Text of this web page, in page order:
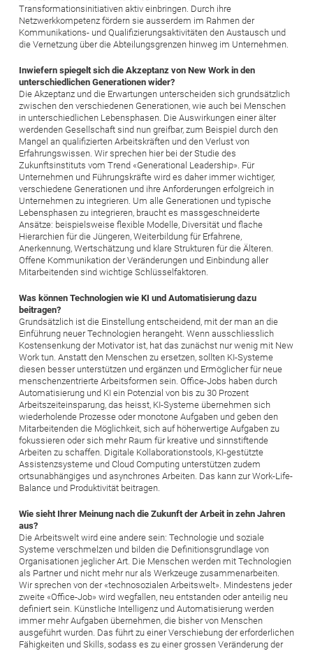
Transformationsinitiativen aktiv einbringen. Durch ihre
Netzwerkkompetenz fördern sie ausserdem im Rahmen der
Kommunikations- und Qualifizierungsaktivitäten den Austausch und
die Vernetzung über die Abteilungsgrenzen hinweg im Unternehmen.
Inwiefern spiegelt sich die Akzeptanz von New Work in den
unterschiedlichen Generationen wider?
Die Akzeptanz und die Erwartungen unterscheiden sich grundsätzlich
zwischen den verschiedenen Generationen, wie auch bei Menschen
in unterschiedlichen Lebensphasen. Die Auswirkungen einer älter
werdenden Gesellschaft sind nun greifbar, zum Beispiel durch den
Mangel an qualifizierten Arbeitskräften und den ­Verlust von
Erfahrungswissen. Wir sprechen hier bei der Studie des
Zukunftsinstituts vom Trend «Generational Leadership». Für
Unternehmen und Führungskräfte wird es daher immer wichtiger,
verschiedene Generationen und ihre Anforderungen erfolgreich in
Unternehmen zu integrieren. Um alle Generationen und typische
Lebensphasen zu integrieren, braucht es massgeschneiderte
Ansätze: beispielsweise flexible Modelle, Diversität und flache
Hierarchien für die Jüngeren, Weiterbildung für Erfahrene,
Anerkennung, Wertschätzung und klare Strukturen für die Älteren.
Offene Kommunikation der Veränderungen und Einbindung aller
Mitarbeitenden sind wichtige Schlüsselfaktoren.
Was können Technologien wie KI und Automatisierung dazu
beitragen?
Grundsätzlich ist die Einstellung entscheidend, mit der man an die
Einführung neuer Technologien herangeht. Wenn ausschliesslich
Kostensenkung der Motivator ist, hat das zunächst nur wenig mit New
Work tun. Anstatt den Menschen zu ersetzen, sollten KI-Systeme
diesen besser unterstützen und ergänzen und Ermöglicher für neue
menschenzentrierte Arbeitsformen sein. Office-Jobs haben durch
Automatisierung und KI ein Potenzial von bis zu 30 Prozent
Arbeitszeiteinsparung, das heisst, KI-Systeme übernehmen sich
wiederholende Prozesse oder monotone Aufgaben und geben den
Mitarbeitenden die Möglichkeit, sich auf höherwertige Aufgaben zu
fokussieren oder sich mehr Raum für kreative und sinnstiftende
Arbeiten zu schaffen. Digitale Kollaborationstools, KI-gestützte
Assistenzsysteme und Cloud Computing unterstützen zudem
ortsunabhängiges und asynchrones Arbeiten. Das kann zur Work-Life-
Balance und Produktivität beitragen.
Wie sieht Ihrer Meinung nach die Zukunft der Arbeit in zehn Jahren
aus?
Die Arbeitswelt wird eine andere sein: Technologie und soziale
Systeme verschmelzen und bilden die Definitionsgrundlage von
Organisationen jeglicher Art. Die Menschen werden mit Technologien
als Partner und nicht mehr nur als Werkzeuge zusammenarbeiten.
Wir sprechen von der «technosozialen Arbeitswelt». Mindestens jeder
zweite «Office-Job» wird wegfallen, neu entstanden oder anteilig neu
definiert sein. Künstliche Intelligenz und Automatisierung werden
immer mehr Aufgaben übernehmen, die bisher von Menschen
ausgeführt wurden. Das führt zu einer Verschiebung der erforderlichen
Fähigkeiten und Skills, sodass es zu einer grossen Veränderung der